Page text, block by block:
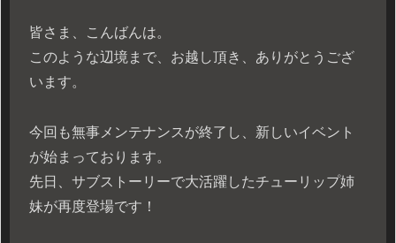
皆さま、こんばんは。
このような辺境まで、お越し頂き、ありがとうござ
います。
今回も無事メンテナンスが終了し、新しいイベント
が始まっております。
先日、サブストーリーで大活躍したチューリップ姉
妹が再度登場です！